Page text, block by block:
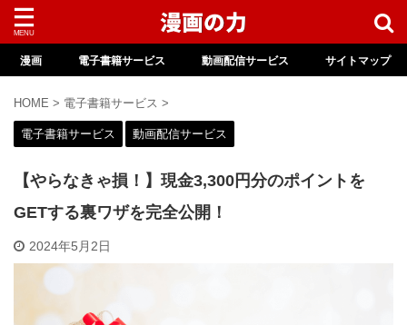
漫画 電子書籍サービス 動画配信サービス サイトマップ
HOME > 電子書籍サービス >
電子書籍サービス 動画配信サービス
【やらなきゃ損！】現金3,300円分のポイントを
GETする裏ワザを完全公開！
2024年5月2日